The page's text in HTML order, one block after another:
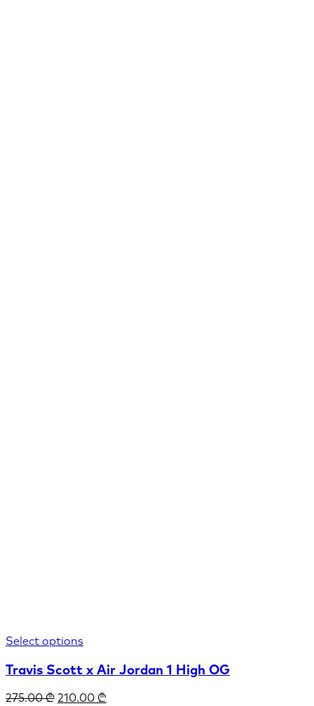
Select options
Travis Scott x Air Jordan 1 High OG
275.00₾ 210.00 ₾